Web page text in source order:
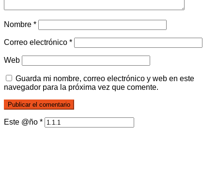
Nombre *
Correo electrónico *
Web
Guarda mi nombre, correo electrónico y web en este
navegador para la próxima vez que comente.
Este @ño *